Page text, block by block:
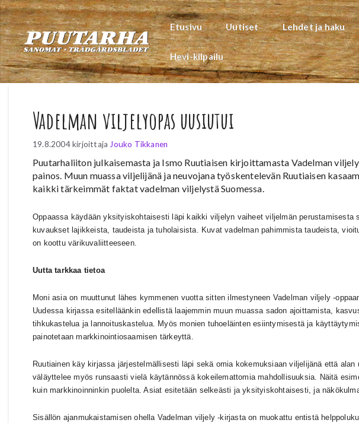
Siirry
sisältöön
Etusivu Uutiset Lehdet ja haku
Hevi-kilpailu
Vadelman viljelyopas uusiutui
19.8.2004 kirjoittaja Jouko Tikkanen
Puutarhaliiton julkaisemasta ja Ismo Ruutiaisen kirjoittamasta Vadelman
painos. Muun muassa viljelijänä ja neuvojana työskentelevän Ruutiaisen
kaikki tärkeimmät faktat vadelman viljelystä Suomessa.
Oppaassa käydään yksityiskohtaisesti läpi kaikki viljelyn vaiheet viljelmän perustamisesta
kuvaukset lajikkeista, taudeista ja tuholaisista. Kuvat vadelman pahimmista taudeista,
on koottu värikuvaliitteeseen.
Uutta tarkkaa tietoa
Moni asia on muuttunut lähes kymmenen vuotta sitten ilmestyneen Vadelman viljely -
Uudessa kirjassa esitelläänkin edellistä laajemmin muun muassa sadon ajoittamista,
tihkukastelua ja lannoituskastelua. Myös monien tuhoeläinten esiintymisestä ja
painotetaan markkinointiosaamisen tärkeyttä.
Ruutiainen käy kirjassa järjestelmällisesti läpi sekä omia kokemuksiaan viljelijänä että
väläyttelee myös runsaasti vielä käytännössä kokeilemattomia mahdollisuuksia. Näitä
kuin markkinoinninkin puolelta. Asiat esitetään selkeästi ja yksityiskohtaisesti, ja
Sisällön ajanmukaistamisen ohella Vadelman viljely -kirjasta on muokattu entistä